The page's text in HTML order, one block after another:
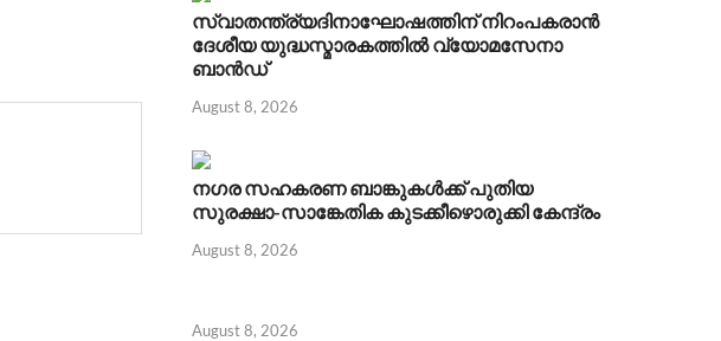
സ്വാതന്ത്ര്യദിനാഘോഷത്തിന് നിറംപകരാൻ
ദേശീയ യുദ്ധസ്മാരകത്തിൽ വ്യോമസേനാ
ബാൻഡ്
August 8, 2026
നഗര സഹകരണ ബാങ്കുകൾക്ക് പുതിയ
സുരക്ഷാ-സാങ്കേതിക കുടക്കീഴൊരുക്കി കേന്ദ്രം
August 8, 2026
August 8, 2026